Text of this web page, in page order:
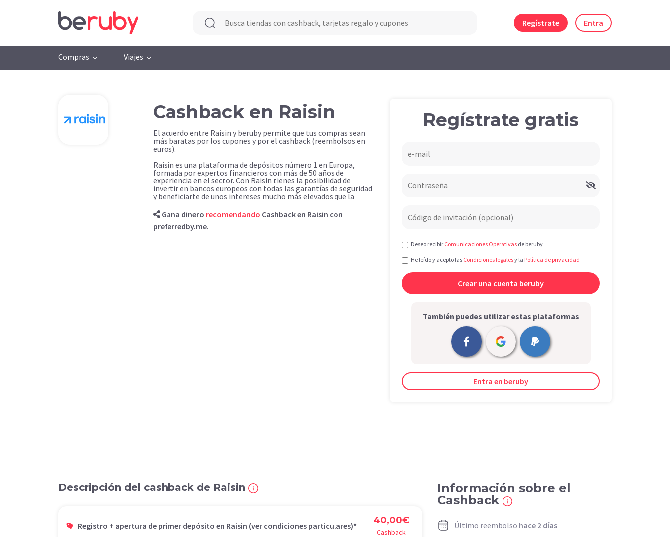
Regístrate Entra
Compras Viajes
Cashback en Raisin
El acuerdo entre Raisin y beruby permite que tus compras sean
más baratas por los cupones y por el cashback (reembolsos en
euros).
Raisin es una plataforma de depósitos número 1 en Europa,
formada por expertos financieros con más de 50 años de
experiencia en el sector. Con Raisin tienes la posibilidad de
invertir en bancos europeos con todas las garantías de seguridad
y beneficiarte de unos intereses mucho más elevados que la
Gana dinero recomendando Cashback en Raisin con
preferredby.me.
Regístrate gratis
Deseo recibir Comunicaciones Operativas de beruby
He leído y acepto las Condiciones legalesy la Política de privacidad
También puedes utilizar estas plataformas
Entra en beruby
Descripción del cashback de Raisin
Registro + apertura de primer depósito en Raisin (ver condiciones particulares)* 40,00€
Cashback
Información sobre el
Cashback
Último reembolso hace 2 días